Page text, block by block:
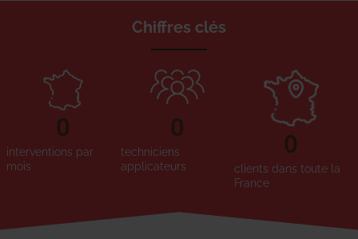
Chiffres clés
interventions par
mois
0
techniciens
applicateurs
0
clients dans toute la
France
0